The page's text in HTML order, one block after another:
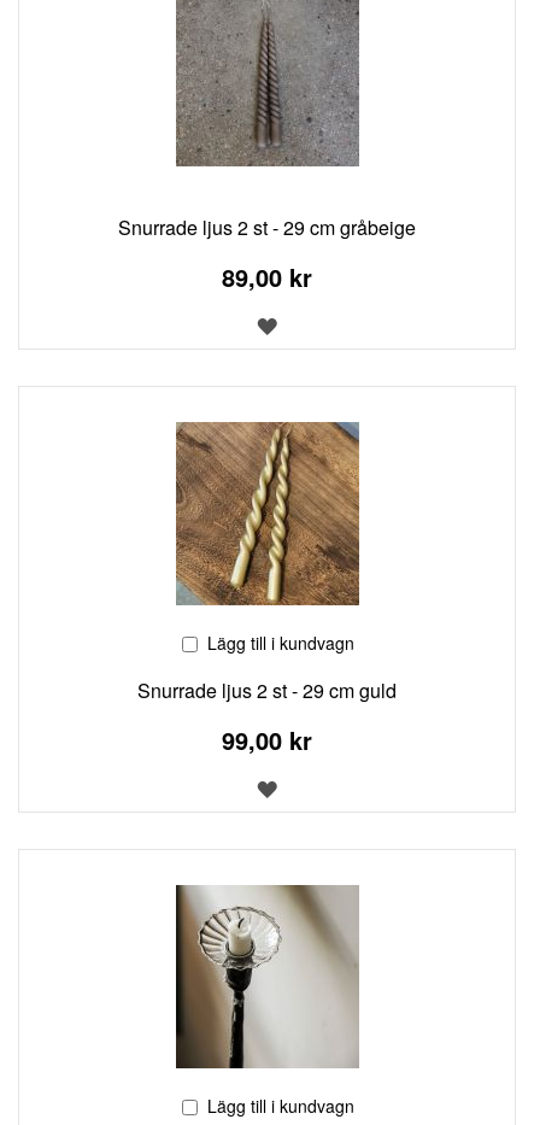
Snurrade ljus 2 st - 29 cm gråbeige
89,00 kr
LÄGG
TILL
Snurrade ljus 2 st - 29 cm guld
99,00 kr
Lägg till i kundvagn
LÄGG
TILL
Lägg till i kundvagn